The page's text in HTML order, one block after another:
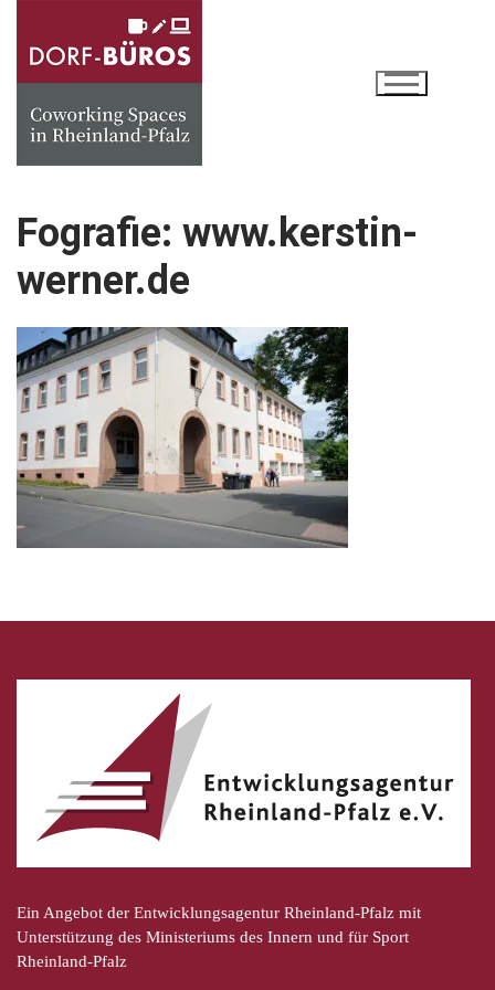
springen
Fografie: www.kerstin-
werner.de
Ein Angebot der Entwicklungsagentur Rheinland-Pfalz mit
Unterstützung des Ministeriums des Innern und für Sport
Rheinland-Pfalz